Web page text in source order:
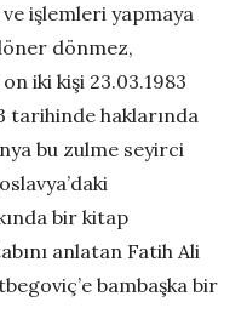
işlemleri yapmaya
dönmez,
iki kişi 23.03.1983
tarihinde haklarında
bu zulme seyirci
bir kitap
anlatan Fatih Ali
bambaşka bir